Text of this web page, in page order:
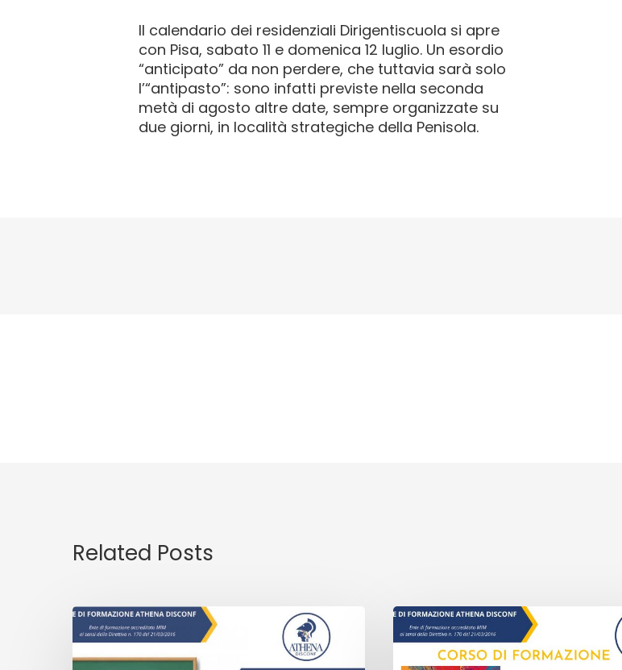
Il calendario dei residenziali Dirigentiscuola si apre
con Pisa, sabato 11 e domenica 12 luglio. Un esordio
“anticipato” da non perdere, che tuttavia sarà solo
l’“antipasto”: sono infatti previste nella seconda
metà di agosto altre date, sempre organizzate su
due giorni, in località strategiche della Penisola.
Related Posts